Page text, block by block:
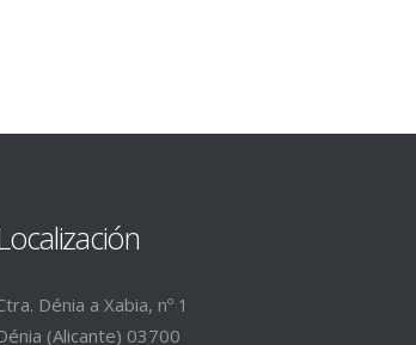
Dénia a Xabia, nº 1
(Alicante) 03700